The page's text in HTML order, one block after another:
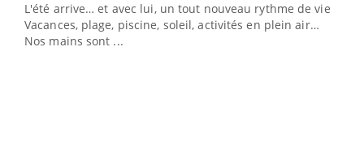
L'été arrive… et avec lui, un tout nouveau rythme de vie !
Vacances, plage, piscine, soleil, activités en plein air…
Nos mains sont ...